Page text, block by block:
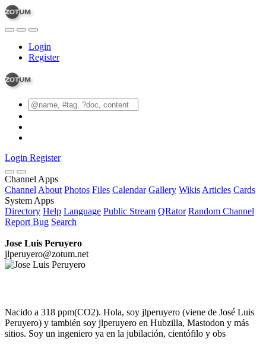
Login
Register
Login Register
Channel Apps
Channel About Photos Files Calendar Gallery Wikis Articles Cards
System Apps
Directory Help Language Public Stream QRator Random Channel
Report Bug Search
Jose Luis Peruyero
jlperuyero@zotum.net
Nacido a 318 ppm(CO2). Hola, soy jlperuyero (viene de José Luis
Peruyero) y también soy jlperuyero en Hubzilla, Mastodon y más
sitios. Soy un ingeniero ya en la jubilación, cientófilo y obs